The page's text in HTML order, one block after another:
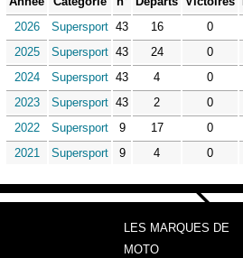
2026
Supersport 43 16 0
2025
Supersport 43 24 0
2024
Supersport 43 4 0
2023
Supersport 43 2 0
2022
Supersport 9 17 0
2021
Supersport 9 4 0
LES MARQUES DE
MOTO